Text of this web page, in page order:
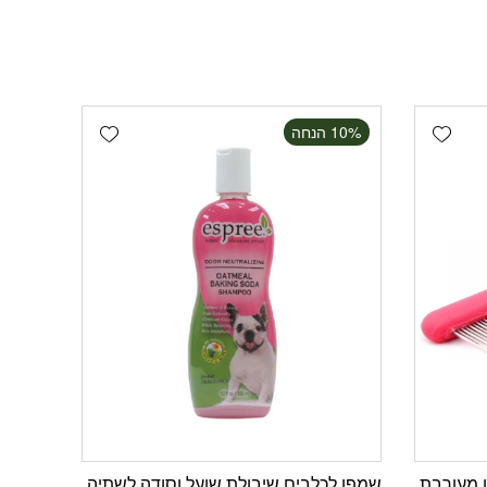
Add wishlist
Add wishlist ‫10% הנחה